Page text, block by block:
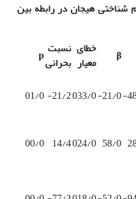
هیجان در رابطه بین
β
خطای
معیار
نسبت
بحرانیp
21/0-
033/0
21/2-
01/0
58/0
024/0
14/4
00/0